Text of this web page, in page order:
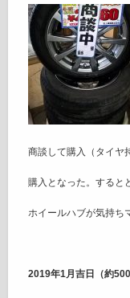
商談して購入（タイヤ
購入となった。すると
ホイールハブが気持ち
2019年1月吉日（約